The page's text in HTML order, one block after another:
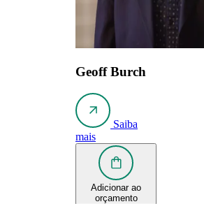
Geoff Burch
Saiba
mais
Adicionar ao
orçamento